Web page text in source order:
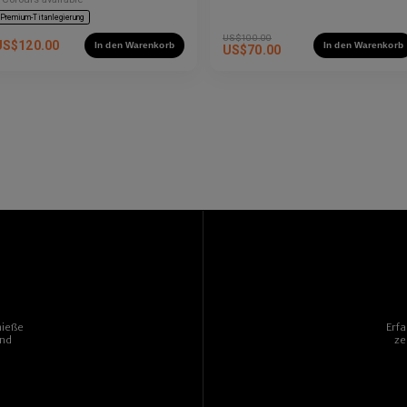
Brillanz präsentieren.
Premium-Titanlegierung
120.00 In den Warenkorb
US$100.00
US$70.00 In den Warenkorb